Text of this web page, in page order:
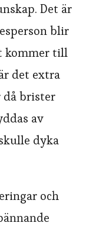
Det är
blir
kommer till
det extra
brister
av
dyka
och